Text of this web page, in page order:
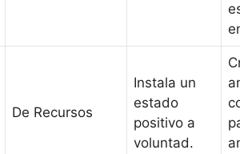
De Recursos
Instala un
estado
positivo a
voluntad.